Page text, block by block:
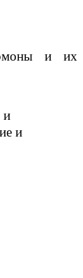
и их
и
и